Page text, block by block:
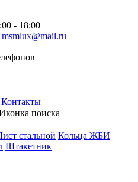
- 18:00
msmlux@mail.ru
Контакты
стальной Кольца ЖБИ
Штакетник